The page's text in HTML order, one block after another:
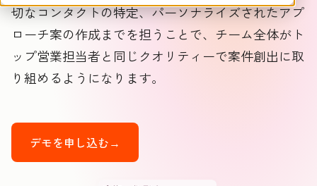
切なコンタクトの特定、パーソナライズされたアプ
ローチ案の作成までを担うことで、チーム全体がト
ップ営業担当者と同じクオリティーで案件創出に取
り組めるようになります。
デモを申し込む→